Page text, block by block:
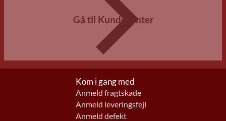
Gå til Kundecenter
Kom i gang med
Anmeld fragtskade
Anmeld leveringsfejl
Anmeld defekt